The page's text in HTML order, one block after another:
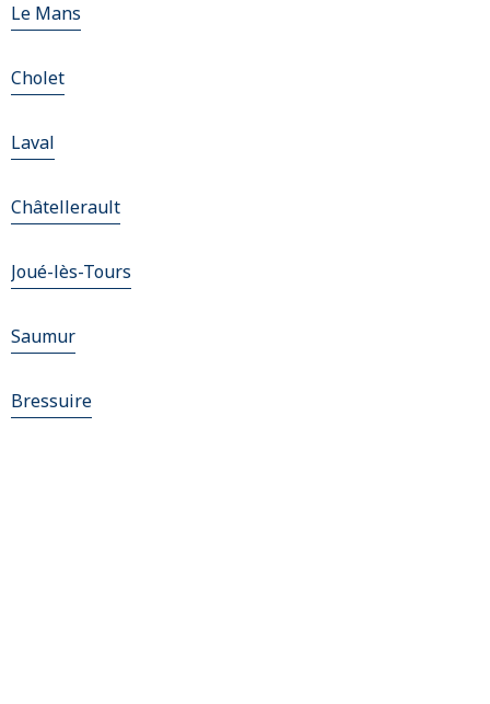
Le Mans
Cholet
Laval
Châtellerault
Joué-lès-Tours
Saumur
Bressuire